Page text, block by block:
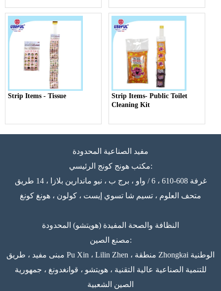
Strip Items - Tissue
Strip Items- Public Toilet
Cleaning Kit
مفيد الصناعية المحدودة
مكتب هونج كونج الرئيسي:
غرفة 608-610 ، 6 / واو ، برج ب ، نيو ماندارين بلازا ، 14 طريق
متحف العلوم ، تسيم شا تسوي إيست ، كولون ، هونغ كونغ
النظافة والصحة المفيدة (هويتشو) المحدودة
مصنع الصين:
مبنى مفيد ، طريق Pu Xin ، Lilin Zhen ، منطقة Zhongkai الوطنية
للتنمية الصناعية عالية التقنية ، هويتشو ، قوانغدونغ ، جمهورية
الصين الشعبية